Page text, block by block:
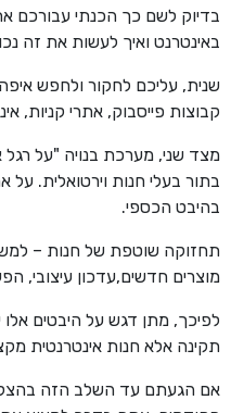
בדיוק לשם כך הכנתי עבורכם
באינטרנט ואיך לעשות את זה
שנית, עליכם לחקור ולחפש
קבוצות פייסבוק, אתרי קניות,
מצד שני, מערכת בנויה "על
בתור בעלי חנות וירטואלית.
בהיבט הכספי.
תחזוקה שוטפת של חנות –
מוצרים חדשים,עדכון עיצובי,
לפיכך, מתן דגש על היבטים אלו
תקינה אלא חנות אינטרנטית
אם הגעתם עד השלב הזה